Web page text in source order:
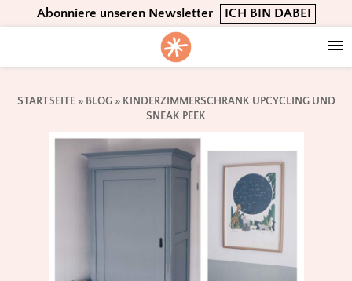
to
navigation
to
content
to
Abonniere unseren Newsletter ICH BIN DABEI
STARTSEITE» BLOG» KINDERZIMMERSCHRANK UPCYCLING UND
SNEAK PEEK